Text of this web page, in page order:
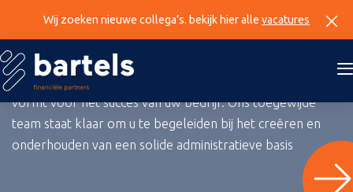
Wij zoeken nieuwe collega’s. bekijk hier alle vacatures
Administratie
BARTELS, waar we begrijpen dat een goed
georganiseerde financiële administratie de fundering
vormt voor het succes van uw bedrijf. Ons toegewijde
team staat klaar om u te begeleiden bij het creëren en
onderhouden van een solide administratieve basis